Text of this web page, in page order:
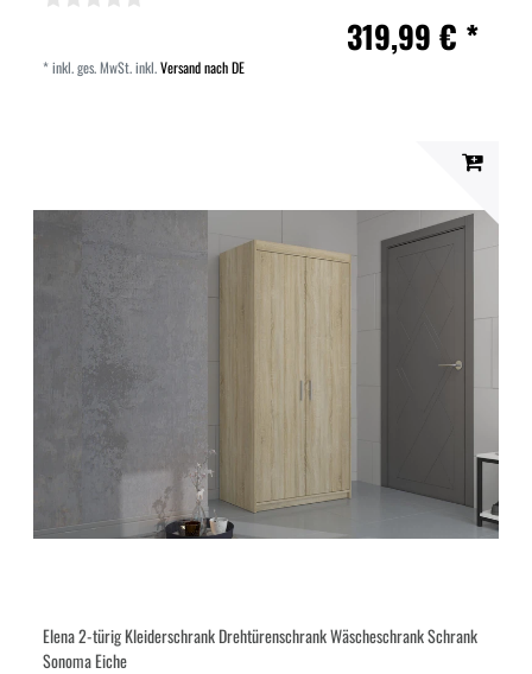
319,99 € *
*inkl. ges. MwSt.inkl.Versand nach DE
Elena 2-türig Kleiderschrank Drehtürenschrank Wäscheschrank Schrank
Sonoma Eiche